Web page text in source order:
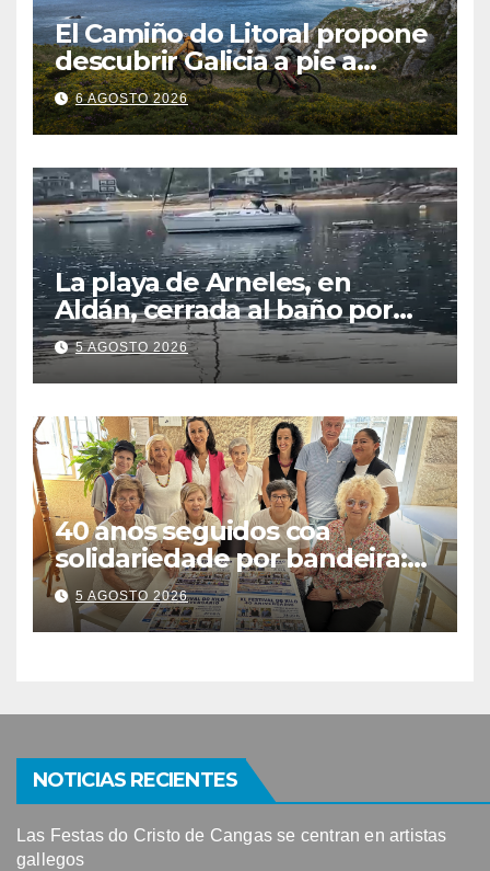
El Camiño do Litoral propone
descubrir Galicia a pie a
través de más de 1.300
kilómetros
6 AGOSTO 2026
La playa de Arneles, en
Aldán, cerrada al baño por
contaminación del agua tras
detectarse restos fecales
5 AGOSTO 2026
40 anos seguidos coa
solidariedade por bandeira:
este venres celébrase o
Festival do Kilo no Auditorio
5 AGOSTO 2026
NOTICIAS RECIENTES
Las Festas do Cristo de Cangas se centran en artistas
gallegos